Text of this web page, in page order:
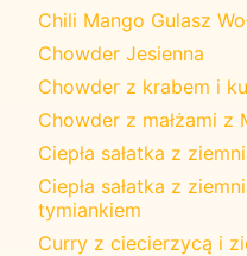
Chili Mango Gulasz
Chowder Jesienna
Chowder z krabem i
Chowder z małżami z
Ciepła sałatka z
Ciepła sałatka z
tymiankiem
Curry z ciecierzycą i